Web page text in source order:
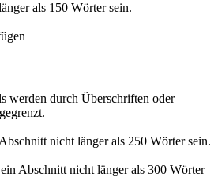
als 150 Wörter sein.
werden durch Überschriften oder
nicht länger als 250 Wörter sein.
Abschnitt nicht länger als 300 Wörter